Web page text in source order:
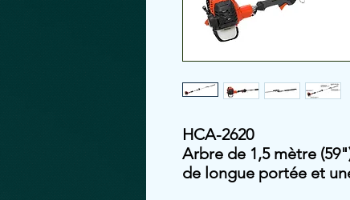
HCA-2620
Arbre de 1,5 mètre
de longue portée et